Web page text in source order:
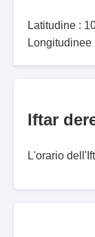
Latitudine :
Longitudinee
Iftar
L'orario